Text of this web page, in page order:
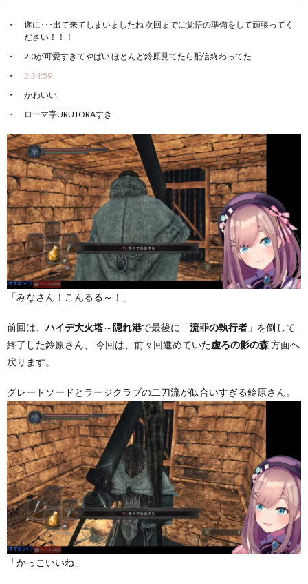
遂に･･･出て来てしまいましたね 次回までに覚悟の準備をして頑張ってく
ださい！！！
2.0が可愛すぎてやばい ほとんど鈴原見てたら配信終わってた
2:34:59
かわいい
ローマ字URUTORAすき
「みなさん！こんるる～！」
前回は、ハイデ大火塔 ～ 隠れ港で最後に「流罪の執行者 」を倒して
終了した鈴原さん、 今回は、前々回進めていた虚ろの影の森 方面へ
戻ります。
グレートソードとラージクラブの二刀流が似合いすぎる鈴原さん。
「かっこいいね」